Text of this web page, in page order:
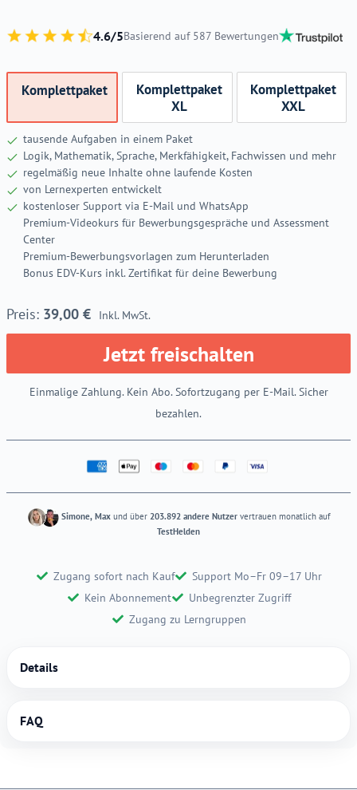
4.6/5Basierend auf 587 Bewertungen
Komplettpaket
Komplettpaket
XL
Komplettpaket
XXL
tausende Aufgaben in einem Paket
Logik, Mathematik, Sprache, Merkfähigkeit, Fachwissen und mehr
regelmäßig neue Inhalte ohne laufende Kosten
von Lernexperten entwickelt
kostenloser Support via E-Mail und WhatsApp
Premium-Videokurs für Bewerbungsgespräche und Assessment
Center
Premium-Bewerbungsvorlagen zum Herunterladen
Bonus EDV-Kurs inkl. Zertifikat für deine Bewerbung
39,00 € Inkl. MwSt.
Jetzt freischalten
Einmalige Zahlung. Kein Abo. Sofortzugang per E-Mail. Sicher
bezahlen.
Simone, Maxund über 203.892 andere Nutzervertrauen monatlich auf
TestHelden
Zugang sofort nach Kauf
Support Mo–Fr 09–17 Uhr
Kein Abonnement
Unbegrenzter Zugriff
Zugang zu Lerngruppen
Details
FAQ